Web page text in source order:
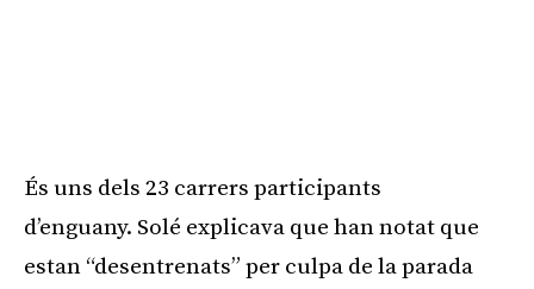
És uns dels 23 carrers participants
d’enguany. Solé explicava que han notat que
estan “desentrenats” per culpa de la parada